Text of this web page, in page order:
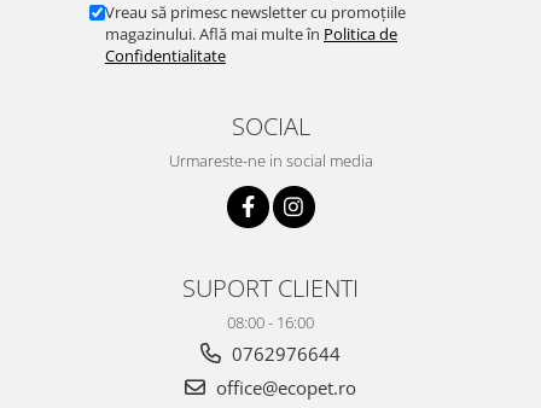
Vreau să primesc newsletter cu promoțiile
magazinului. Află mai multe în Politica de
Confidentialitate
SOCIAL
Urmareste-ne in social media
SUPORT CLIENTI
08:00 - 16:00
0762976644
office@ecopet.ro